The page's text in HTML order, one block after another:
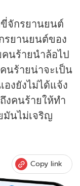
ขี่จักรยานยนต์
รยานยนต์ของ
นร้ายนำล้อไป
นร้ายน่าจะเป็น
งยังไม่ได้แจ้ง
งคนร้ายให้ทำ
มันไม่เจริญ
Copy link